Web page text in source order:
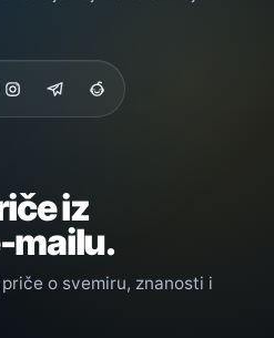
iz
mailu.
o svemiru, znanosti i